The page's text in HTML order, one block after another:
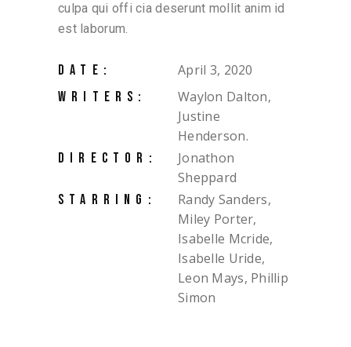
culpa qui offi cia deserunt mollit anim id
est laborum.
DATE: April 3, 2020
WRITERS:
Waylon Dalton,
Justine
Henderson.
DIRECTOR:
Jonathon
Sheppard
STARRING:
Randy Sanders,
Miley Porter,
Isabelle Mcride,
Isabelle Uride,
Leon Mays, Phillip
Simon